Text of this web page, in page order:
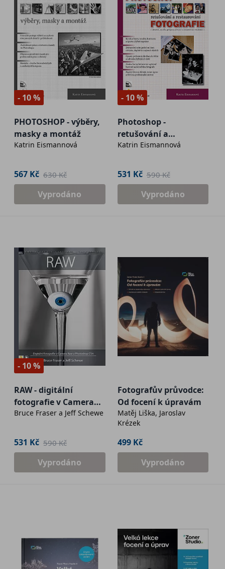
- 10 %
PHOTOSHOP - výběry,
masky a montáž
Katrin Eismannová
567 Kč 630 Kč
Vyprodáno
- 10 %
Photoshop -
retušování a
restaurování
Katrin Eismannová
531 Kč 590 Kč
Vyprodáno
- 10 %
RAW - digitální
fotografie v Camera
Raw a Photoshop CS4
Bruce Fraser a Jeff Schewe
531 Kč 590 Kč
Vyprodáno
Fotografův průvodce:
Od focení k úpravám
Matěj Liška, Jaroslav
Krézek
499 Kč
Vyprodáno